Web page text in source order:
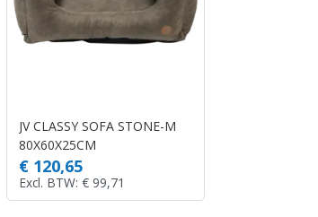
JV CLASSY SOFA STONE-M
80X60X25CM
€ 120,65
Excl. BTW: € 99,71